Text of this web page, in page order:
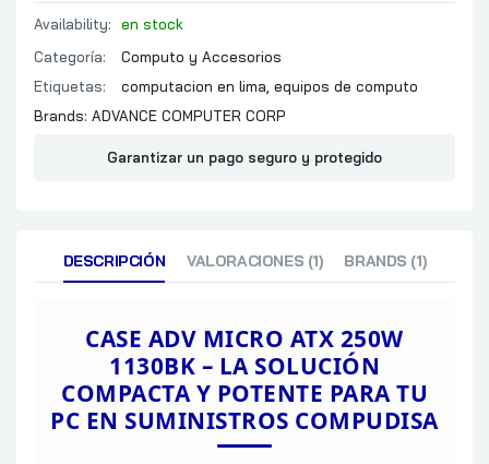
Availability:
en stock
Categoría:
Computo y Accesorios
Etiquetas:
computacion en lima equipos de computo
Brands: ADVANCE COMPUTER CORP
Garantizar un pago seguro y protegido
DESCRIPCIÓN VALORACIONES (1) BRANDS (1)
CASE ADV MICRO ATX 250W
1130BK – LA SOLUCIÓN
COMPACTA Y POTENTE PARA TU
PC EN SUMINISTROS COMPUDISA